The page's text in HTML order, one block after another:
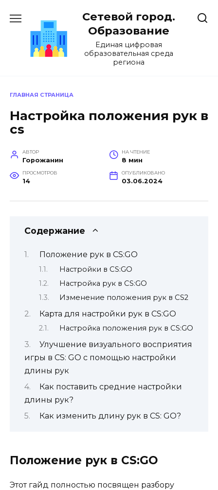
содержанию
Сетевой город.
Образование
Единая цифровая
образовательная среда
региона
ГЛАВНАЯ СТРАНИЦА
Настройка положения рук в
cs
АВТОР
Горожанин
НА ЧТЕНИЕ
8 мин
ПРОСМОТРОВ
14
ОПУБЛИКОВАНО
03.06.2024
Содержание
Положение рук в CS:GO
Настройки в CS:GO
Настройка рук в CS:GO
Изменение положения рук в CS2
Карта для настройки рук в CS:GO
Настройка положения рук в CS:GO
Улучшение визуального восприятия
игры в CS: GO с помощью настройки
длины рук
Как поставить средние настройки
длины рук?
Как изменить длину рук в CS: GO?
Положение рук в CS:GO
Этот гайд полностью посвящен разбору